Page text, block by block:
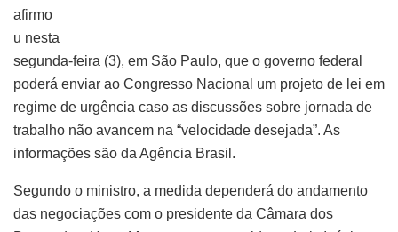
afirmo
u nesta
segunda-feira (3), em São Paulo, que o governo federal
poderá enviar ao Congresso Nacional um projeto de lei em
regime de urgência caso as discussões sobre jornada de
trabalho não avancem na “velocidade desejada”. As
informações são da Agência Brasil.
Segundo o ministro, a medida dependerá do andamento
das negociações com o presidente da Câmara dos